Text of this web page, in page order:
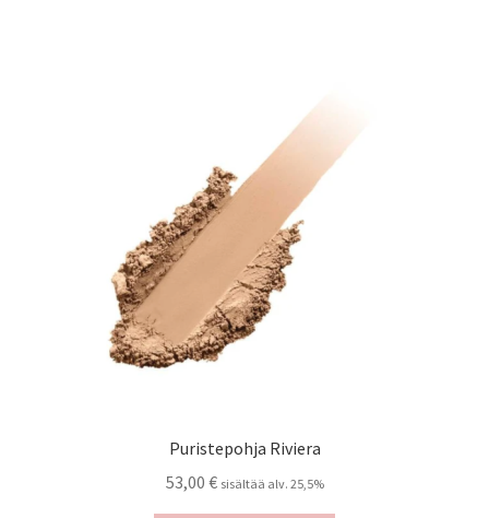
Puristepohja Riviera
53,00 € sisältää alv. 25,5%